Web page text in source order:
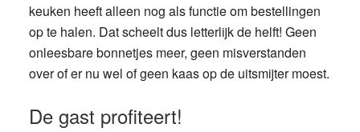
keuken heeft alleen nog als functie om bestellingen
op te halen. Dat scheelt dus letterlijk de helft! Geen
onleesbare bonnetjes meer, geen misverstanden
over of er nu wel of geen kaas op de uitsmijter moest.
De gast profiteert!